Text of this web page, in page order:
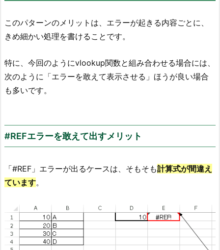
このパターンのメリットは、エラーが起きる内容ごとに、
きめ細かい処理を書けることです。
特に、今回のようにvlookup関数と組み合わせる場合には、
次のように「エラーを敢えて表示させる」ほうが良い場合
も多いです。
#REFエラーを敢えて出すメリット
「#REF」エラーが出るケースは、そもそも計算式が間違え
ています。